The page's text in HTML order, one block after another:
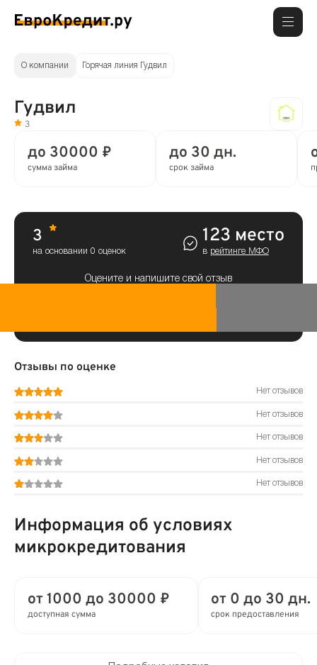
О компании Горячая линия Гудвил
Гудвил
3
до 30000 ₽
сумма займа
до 30 дн.
срок займа
3
на основании 0 оценок
123 место
в рейтинге МФО
Оцените и напишите свой отзыв
Отзывы по оценке
Нет отзывов
Нет отзывов
Нет отзывов
Нет отзывов
Нет отзывов
Информация об условиях
микрокредитования
от 1000 до 30000 ₽
доступная сумма
от 0 до 30 дн.
срок предоставления